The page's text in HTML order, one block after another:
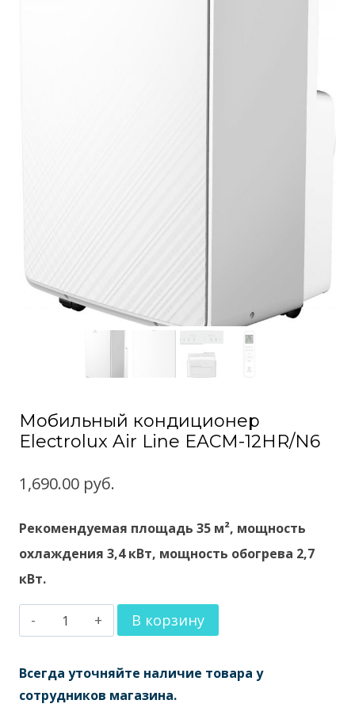
Мобильный кондиционер
Electrolux Air Line EACM-12HR/N6
1,690.00 руб.
Рекомендуемая площадь 35 м², мощность
охлаждения 3,4 кВт, мощность обогрева 2,7
кВт.
Количество
товара
Мобильный
кондиционер
В корзину
Всегда уточняйте наличие товара у
сотрудников магазина.